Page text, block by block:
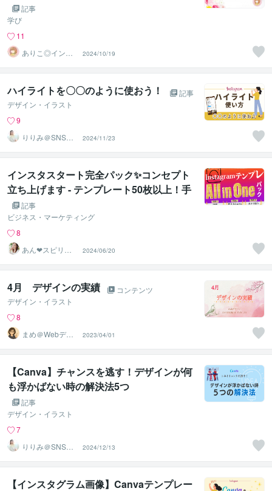
記事
学び
11
ありこ◎インス
タ運用サポート
2024/10/19
ハイライトを〇〇のように使おう！
記事
デザイン・イラスト
9
りりみ＠SNSイ
ンスタ運用
2024/11/23
インスタスタート完全パック✨コンセプト
立ち上げます - テンプレート50枚以上！手
軽に投稿！専用の投稿スケジュール付。サ
ービス内容【今が一番お安いです】
記事
ビジネス・マーケティング
8
あん❤スピリチ
ュアル×論理で引
き寄せる
2024/06/20
4月 デザインの実績
コンテンツ
デザイン・イラスト
8
まめ＠Webデザ
イン
2023/04/01
【Canva】チャンスを逃す！デザインが何
も浮かばない時の解決法5つ
記事
デザイン・イラスト
7
りりみ＠SNSイ
ンスタ運用
2024/12/13
【インスタグラム画像】Canvaテンプレー